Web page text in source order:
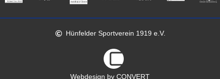
Hünfelder Sportverein 1919 e.V.
Webdesign by CONVERT